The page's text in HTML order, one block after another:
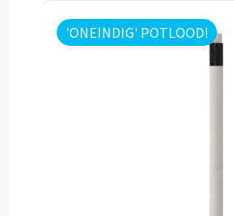
Muismatten bedrukken
Papier- & Memohouders bedrukken
'ONEINDIG' POTLOOD!